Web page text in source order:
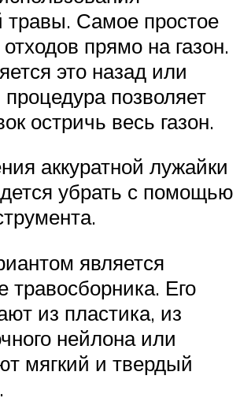
травы. Самое простое
прямо на газон.
это назад или
процедура позволяет
остричь весь газон.
аккуратной лужайки
убрать с помощью
является
травосборника. Его
из пластика, из
нейлона или
мягкий и твердый